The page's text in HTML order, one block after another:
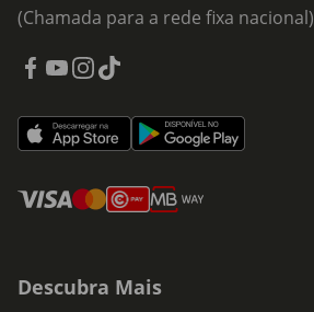
(Chamada para a rede fixa nacional)
Descubra Mais